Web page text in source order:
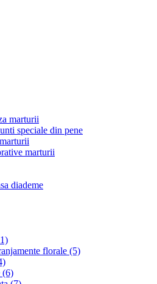
marturii
speciale din pene
marturii
diademe
florale (5)
(6)